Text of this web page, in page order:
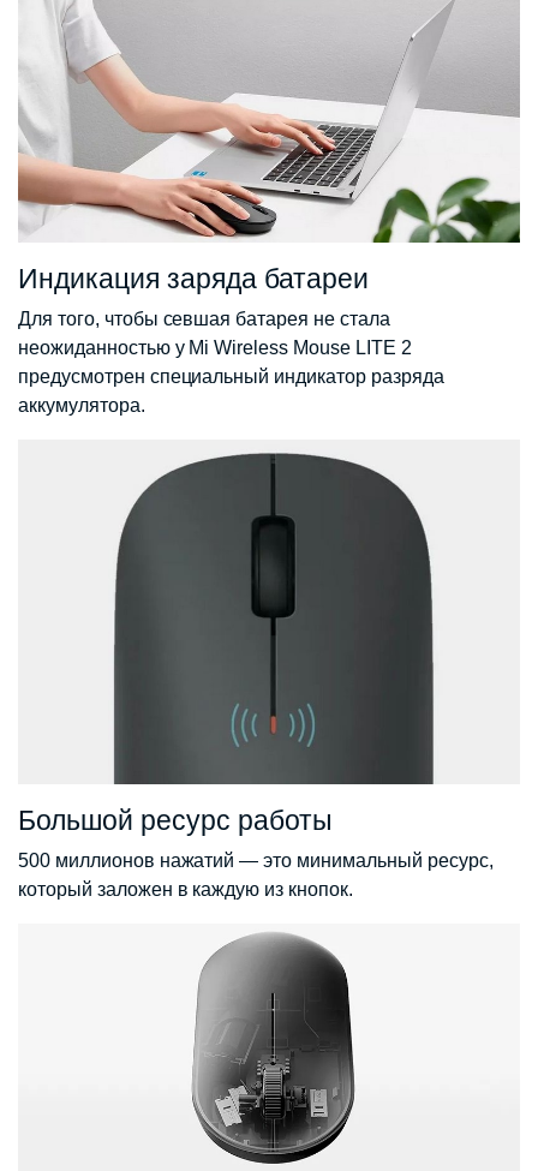
Индикация заряда батареи
Для того, чтобы севшая батарея не стала
неожиданностью у Mi Wireless Mouse LITE 2
предусмотрен специальный индикатор разряда
аккумулятора.
Большой ресурс работы
500 миллионов нажатий — это минимальный ресурс,
который заложен в каждую из кнопок.